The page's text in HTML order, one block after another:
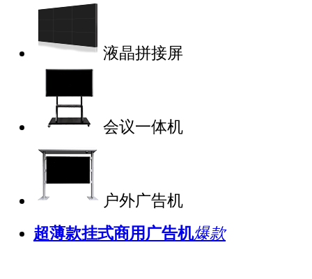
液晶拼接屏
会议一体机
户外广告机
超薄款挂式商用广告机爆款